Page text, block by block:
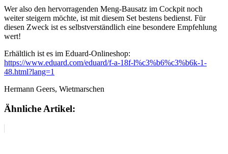
Wer also den hervorragenden Meng-Bausatz im Cockpit noch
weiter steigern möchte, ist mit diesem Set bestens bedienst. Für
diesen Zweck ist es selbstverständlich eine besondere Empfehlung
wert!
Erhältlich ist es im Eduard-Onlineshop:
https://www.eduard.com/eduard/f-a-18f-l%c3%b6%c3%b6k-1-
48.html?lang=1
Hermann Geers, Wietmarschen
Ähnliche Artikel: